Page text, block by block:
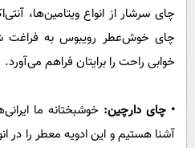
چای سرشار از انواع ویتامین‌ها،
چای خوش‌عطر رویبوس به فراغت
خوابی راحت را برایتان فراهم می‌آورد.
• چای دارچین: خوشبختانه ما
آشنا هستیم و این ادویه معطر را در